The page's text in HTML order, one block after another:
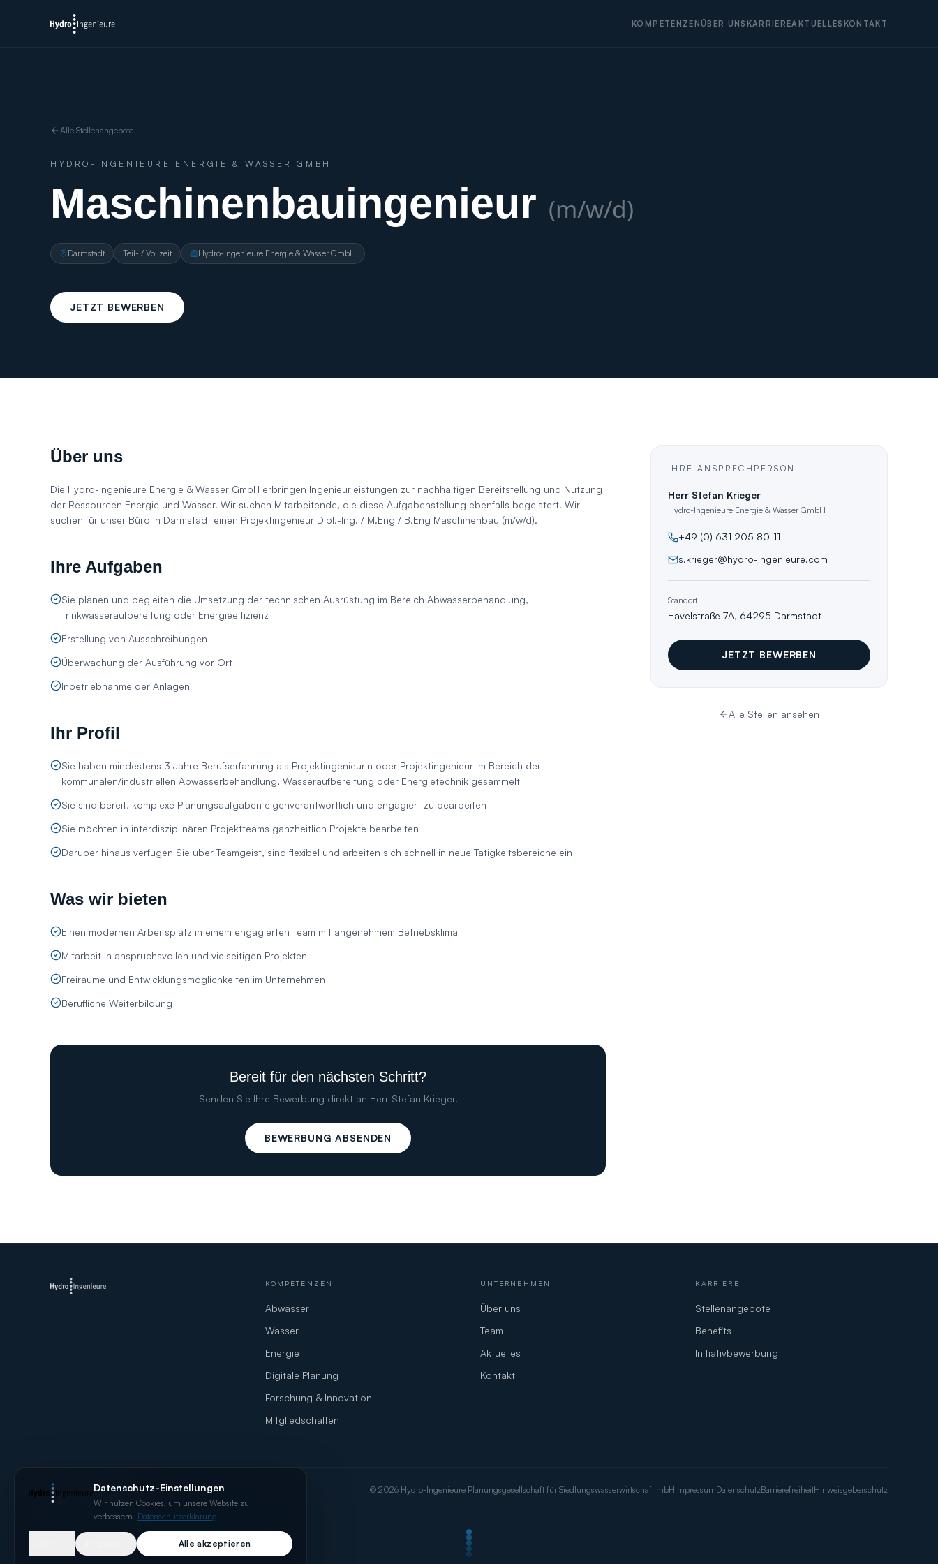
KOMPETENZEN ÜBER UNS KARRIEREAKTUELLES KONTAKT
Alle Stellenangebote
HYDRO-INGENIEURE ENERGIE & WASSER GMBH
Maschinenbauingenieur (m/w/d)
Darmstadt Teil- / Vollzeit Hydro-Ingenieure Energie & Wasser GmbH
JETZT BEWERBEN
Über uns
Die Hydro-Ingenieure Energie & Wasser GmbH erbringen Ingenieurleistungen zur nachhaltigen Bereitstellung und Nutzung
der Ressourcen Energie und Wasser. Wir suchen Mitarbeitende, die diese Aufgabenstellung ebenfalls begeistert. Wir
suchen für unser Büro in Darmstadt einen Projektingenieur Dipl.-Ing. / M.Eng / B.Eng Maschinenbau (m/w/d).
Ihre Aufgaben
Sie planen und begleiten die Umsetzung der technischen Ausrüstung im Bereich Abwasserbehandlung,
Trinkwasseraufbereitung oder Energieeffizienz
Erstellung von Ausschreibungen
Überwachung der Ausführung vor Ort
Inbetriebnahme der Anlagen
Ihr Profil
Sie haben mindestens 3 Jahre Berufserfahrung als Projektingenieurin oder Projektingenieur im Bereich der
kommunalen/industriellen Abwasserbehandlung, Wasseraufbereitung oder Energietechnik gesammelt
Sie sind bereit, komplexe Planungsaufgaben eigenverantwortlich und engagiert zu bearbeiten
Sie möchten in interdisziplinären Projektteams ganzheitlich Projekte bearbeiten
Darüber hinaus verfügen Sie über Teamgeist, sind flexibel und arbeiten sich schnell in neue Tätigkeitsbereiche ein
Was wir bieten
Einen modernen Arbeitsplatz in einem engagierten Team mit angenehmem Betriebsklima
Mitarbeit in anspruchsvollen und vielseitigen Projekten
Freiräume und Entwicklungsmöglichkeiten im Unternehmen
Berufliche Weiterbildung
Bereit für den nächsten Schritt?
Senden Sie Ihre Bewerbung direkt an Herr Stefan Krieger.
BEWERBUNG ABSENDEN
IHRE ANSPRECHPERSON
Herr Stefan Krieger
Hydro-Ingenieure Energie & Wasser GmbH
+49 (0) 631 205 80-11
s.krieger@hydro-ingenieure.com
Standort
Havelstraße 7A, 64295 Darmstadt
JETZT BEWERBEN
Alle Stellen ansehen
KOMPETENZEN
Abwasser
Wasser
Energie
Digitale Planung
Forschung & Innovation
Mitgliedschaften
UNTERNEHMEN
Über uns
Team
Aktuelles
Kontakt
KARRIERE
Stellenangebote
Benefits
Initiativbewerbung
© 2026 Hydro-Ingenieure Planungsgesellschaft für Siedlungswasserwirtschaft mbHImpressumDatenschutzBarrierefreiheitHinweisgeberschutz
Datenschutz-Einstellungen
Wir nutzen Cookies, um unsere Website zu
verbessern. Datenschutzerklärung
Alle akzeptieren